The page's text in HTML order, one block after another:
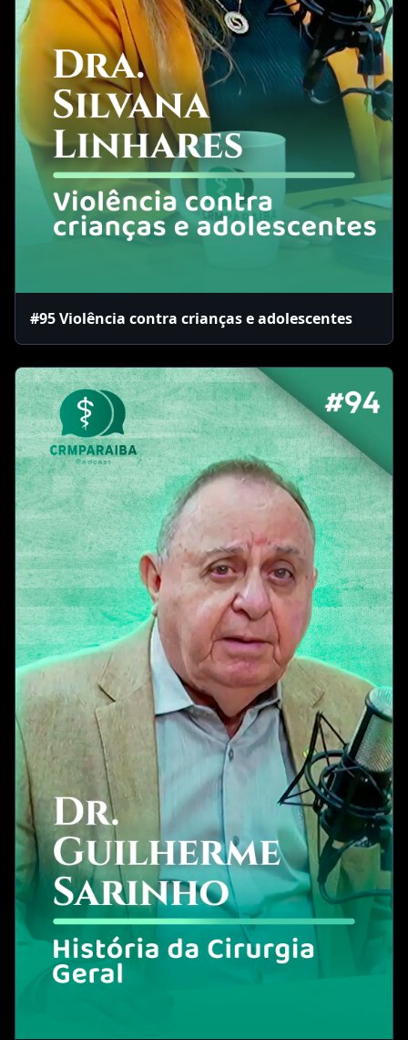
#95 Violência contra crianças e adolescentes